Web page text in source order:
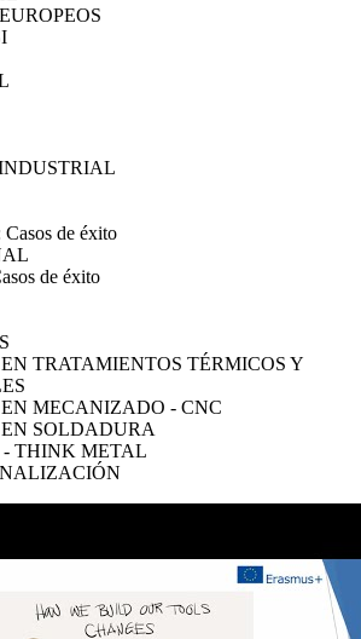
de éxito
de éxito
TRATAMIENTOS TÉRMICOS Y
MECANIZADO - CNC
SOLDADURA
THINK METAL